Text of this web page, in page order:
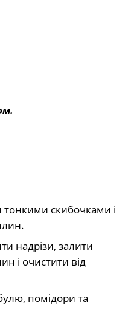
тонкими скибочками і
надрізи, залити
і очистити від
помідори та